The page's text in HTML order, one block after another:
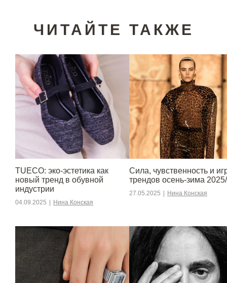
ЧИТАЙТЕ ТАКЖЕ
TUECO: эко-эстетика как
новый тренд в обувной
индустрии
04.09.2025 | Нина Конская
Сила, чувственность и
трендов осень-зима
27.05.2025 | Нина Конская